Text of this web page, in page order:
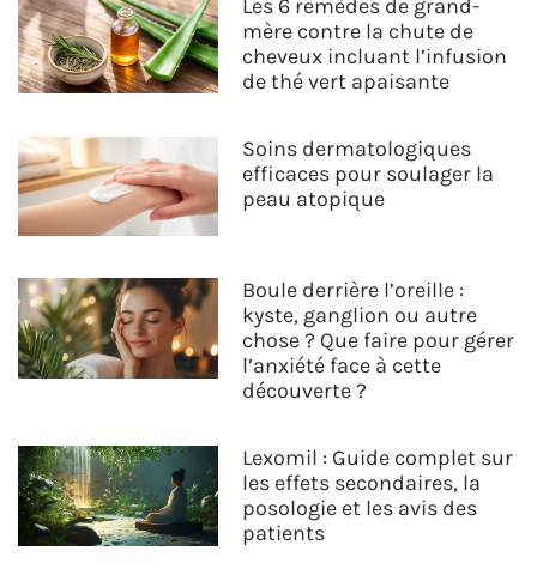
Les 6 remèdes de grand-
mère contre la chute de
cheveux incluant l’infusion
de thé vert apaisante
Soins dermatologiques
efficaces pour soulager la
peau atopique
Boule derrière l’oreille :
kyste, ganglion ou autre
chose ? Que faire pour gérer
l’anxiété face à cette
découverte ?
Lexomil : Guide complet sur
les effets secondaires, la
posologie et les avis des
patients